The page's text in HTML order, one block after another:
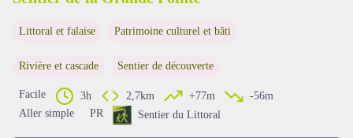
Littoral et falaise Patrimoine culturel et bâti
Rivière et cascade Sentier de découverte
Facile 3h 2,7km +77m
-56m
Aller simple
PR Sentier du Littoral